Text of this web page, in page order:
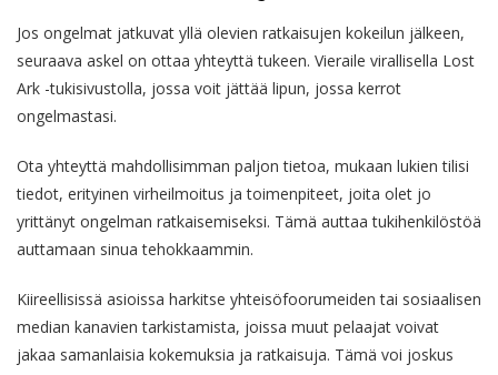
Jos ongelmat jatkuvat yllä olevien ratkaisujen kokeilun jälkeen,
seuraava askel on ottaa yhteyttä tukeen. Vieraile virallisella Lost
Ark -tukisivustolla, jossa voit jättää lipun, jossa kerrot
ongelmastasi.
Ota yhteyttä mahdollisimman paljon tietoa, mukaan lukien tilisi
tiedot, erityinen virheilmoitus ja toimenpiteet, joita olet jo
yrittänyt ongelman ratkaisemiseksi. Tämä auttaa tukihenkilöstöä
auttamaan sinua tehokkaammin.
Kiireellisissä asioissa harkitse yhteisöfoorumeiden tai sosiaalisen
median kanavien tarkistamista, joissa muut pelaajat voivat
jakaa samanlaisia kokemuksia ja ratkaisuja. Tämä voi joskus